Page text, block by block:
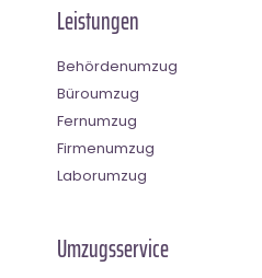
Leistungen
Behördenumzug
Büroumzug
Fernumzug
Firmenumzug
Laborumzug
Umzugsservice